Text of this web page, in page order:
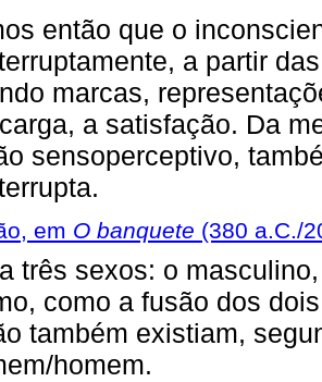
então que o
a partir
marcas,
a satisfação. Da
sensoperceptivo,
em O banquete (380 a.C./
três sexos: o
como a fusão dos
também existiam,
homem.